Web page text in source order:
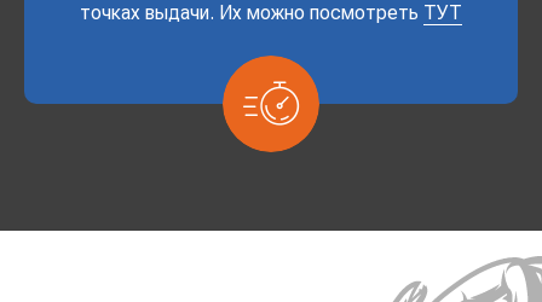
точках выдачи. Их можно посмотреть ТУТ